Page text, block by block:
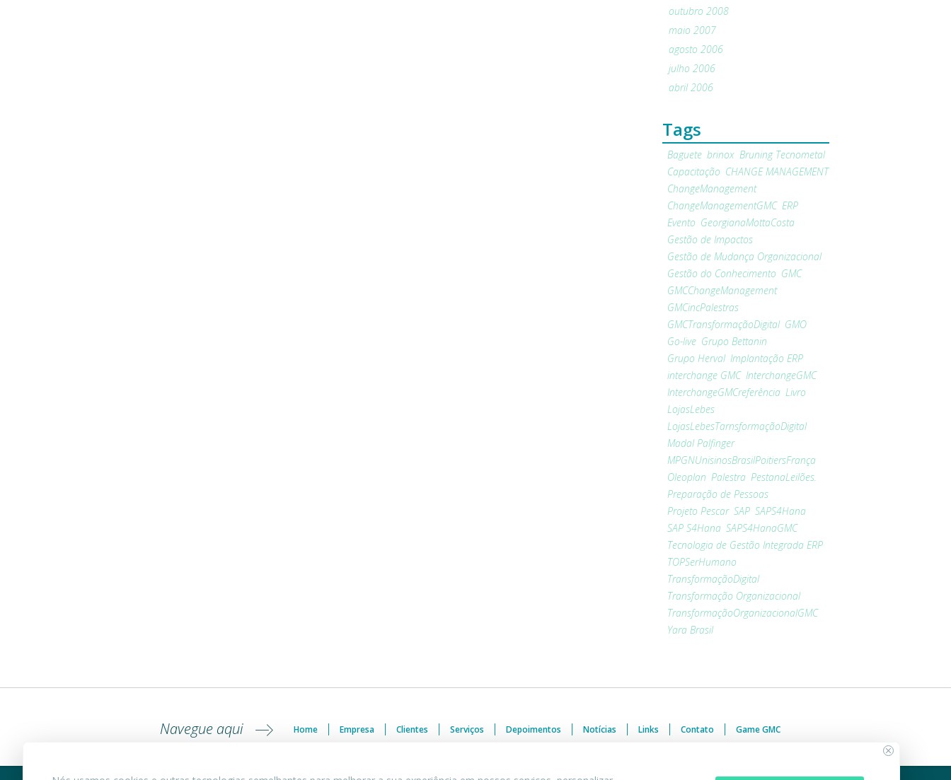
outubro 2008
maio 2007
agosto 2006
julho 2006
abril 2006
Tags
Baguete brinox Bruning Tecnometal
Capacitação CHANGE MANAGEMENT
ChangeManagement
ChangeManagementGMC ERP
Evento GeorgianaMottaCosta
Gestão de Impactos
Gestão de Mudança Organizacional
Gestão do Conhecimento GMC
GMCChangeManagement
GMCincPalestras
GMCTransformaçãoDigital GMO
Go-live Grupo Bettanin
Grupo Herval Implantação ERP
interchange GMC InterchangeGMC
InterchangeGMCreferência Livro
LojasLebes
LojasLebesTarnsformaçãoDigital
Madal Palfinger
MPGNUnisinosBrasilPoitiersFrança
Oleoplan Palestra PestanaLeilões.
Preparação de Pessoas
Projeto Pescar SAP SAPS4Hana
SAP S4Hana SAPS4HanaGMC
Tecnologia de Gestão Integrada ERP
TOPSerHumano
TransformaçãoDigital
Transformação Organizacional
TransformaçãoOrganizacionalGMC
Yara Brasil
Navegue aqui Home Empresa Clientes Serviços Depoimentos Notícias Links Contato Game GMC